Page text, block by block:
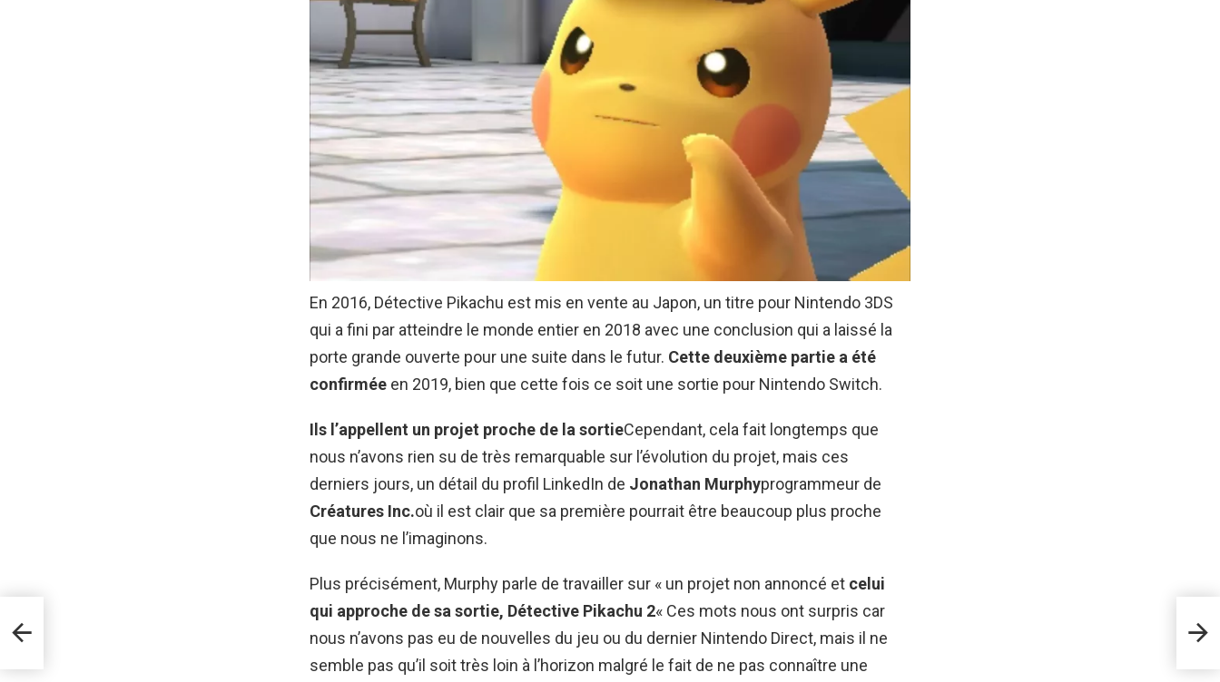
En 2016, Détective Pikachu est mis en vente au Japon, un titre pour Nintendo 3DS
qui a fini par atteindre le monde entier en 2018 avec une conclusion qui a laissé la
porte grande ouverte pour une suite dans le futur. Cette deuxième partie a été
confirmée en 2019, bien que cette fois ce soit une sortie pour Nintendo Switch.
Ils l’appellent un projet proche de la sortieCependant, cela fait longtemps que
nous n’avons rien su de très remarquable sur l’évolution du projet, mais ces
derniers jours, un détail du profil LinkedIn de Jonathan Murphyprogrammeur de
Créatures Inc.où il est clair que sa première pourrait être beaucoup plus proche
que nous ne l’imaginons.
Plus précisément, Murphy parle de travailler sur « un projet non annoncé et celui
qui approche de sa sortie, Détective Pikachu 2« Ces mots nous ont surpris car
nous n’avons pas eu de nouvelles du jeu ou du dernier Nintendo Direct, mais il ne
semble pas qu’il soit très loin à l’horizon malgré le fait de ne pas connaître une